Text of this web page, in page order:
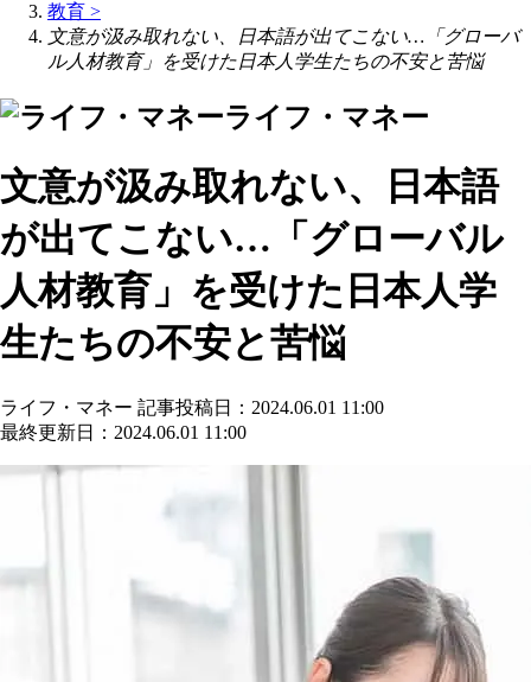
教育 >
文意が汲み取れない、日本語が出てこない…「グローバ
ル人材教育」を受けた日本人学生たちの不安と苦悩
ライフ・マネー
文意が汲み取れない、日本語
が出てこない…「グローバル
人材教育」を受けた日本人学
生たちの不安と苦悩
ライフ・マネー 記事投稿日：2024.06.01 11:00
最終更新日：2024.06.01 11:00